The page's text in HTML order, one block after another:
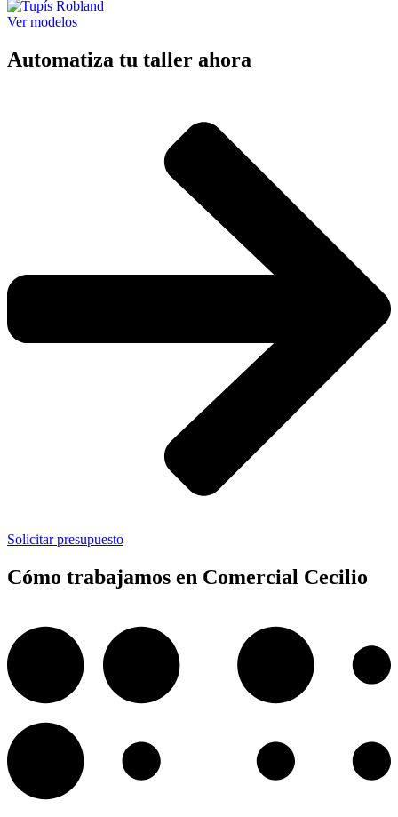
Ver modelos
Automatiza tu taller ahora
Solicitar presupuesto
Cómo trabajamos en Comercial Cecilio